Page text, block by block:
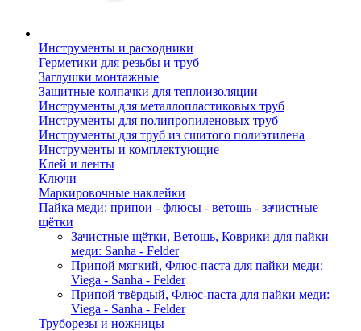
Инструменты и расходники
Герметики для резьбы и труб
Заглушки монтажные
Защитные колпачки для теплоизоляции
Инструменты для металлопластиковых труб
Инструменты для полипропиленовых труб
Инструменты для труб из сшитого полиэтилена
Инструменты и комплектующие
Клей и ленты
Ключи
Маркировочные наклейки
Пайка меди: припои - флюсы - ветошь - зачистные
щётки
Зачистные щётки, Ветошь, Коврики для пайки
меди: Sanha - Felder
Припой мягкий, Флюс-паста для пайки меди:
Viega - Sanha - Felder
Припой твёрдый, Флюс-паста для пайки меди:
Viega - Sanha - Felder
Труборезы и ножницы